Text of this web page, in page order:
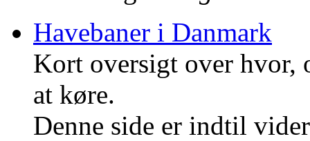
Havebaner i Danmark
Kort oversigt over hvor,
at køre.
Denne side er indtil